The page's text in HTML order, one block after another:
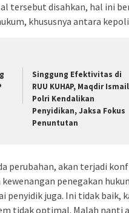
tersebut disahkan, hal ini
khususnya antara
Singgung Efektivitas di
RUU KUHAP, Maqdir
Polri Kendalikan
Penyidikan, Jaksa Fokus
Penuntutan
perubahan, akan terjadi
penegakan
penyidik juga. Ini tidak
tidak optimal. Malah nanti